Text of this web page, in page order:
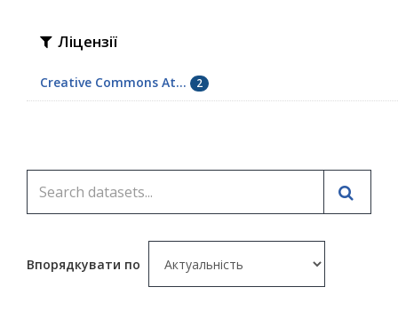
Ліцензії
Creative Commons At... 2
Впорядкувати по